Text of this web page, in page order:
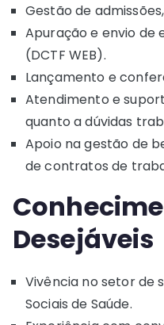
Gestão de
Apuração e envio de
(DCTF WEB).
Lançamento e
Atendimento e
quanto a dúvidas
Apoio na gestão de
de contratos de
Desejáveis
Vivência no setor de
Sociais de Saúde.